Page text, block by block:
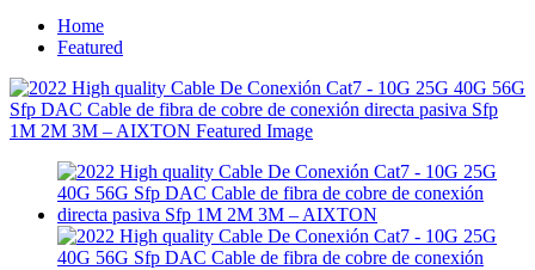
Home
Featured